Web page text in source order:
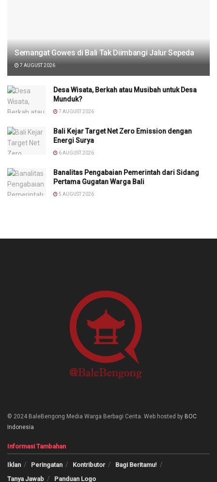
Semangat Gowes di Bali Tak Diimbangi Jalur Sepeda
7 AUGUST 2026
Desa Wisata, Berkah atau Musibah untuk Desa
Munduk?
7 AUGUST 2026
Bali Kejar Target Net Zero Emission dengan
Energi Surya
6 AUGUST 2026
Banalitas Pengabaian Pemerintah dari Sidang
Pertama Gugatan Warga Bali
5 AUGUST 2026
© 2024 BaleBengong Media Warga Berbagi Cerita. Web hosted by BOC
Indonesia
Informasi Tambahan
Iklan Peringatan Kontributor
Bagi Beritamu!
Tanya Jawab
Panduan Logo